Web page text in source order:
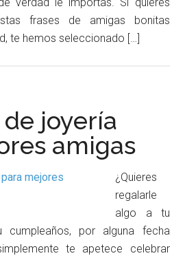
frases de amigas bonitas
te hemos seleccionado […]
joyería
amigas
¿Quieres
regalarle
algo a tu
por alguna fecha
te apetece celebrar